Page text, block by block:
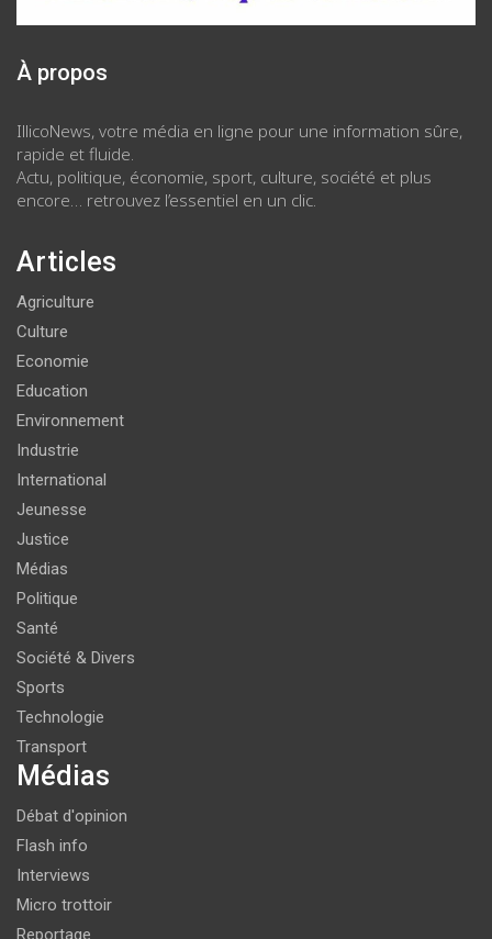
À propos
IllicoNews, votre média en ligne pour une information sûre,
rapide et fluide.
Actu, politique, économie, sport, culture, société et plus
encore… retrouvez l’essentiel en un clic.
Articles
Agriculture
Culture
Economie
Education
Environnement
Industrie
International
Jeunesse
Justice
Médias
Politique
Santé
Société & Divers
Sports
Technologie
Transport
Médias
Débat d'opinion
Flash info
Interviews
Micro trottoir
Reportage